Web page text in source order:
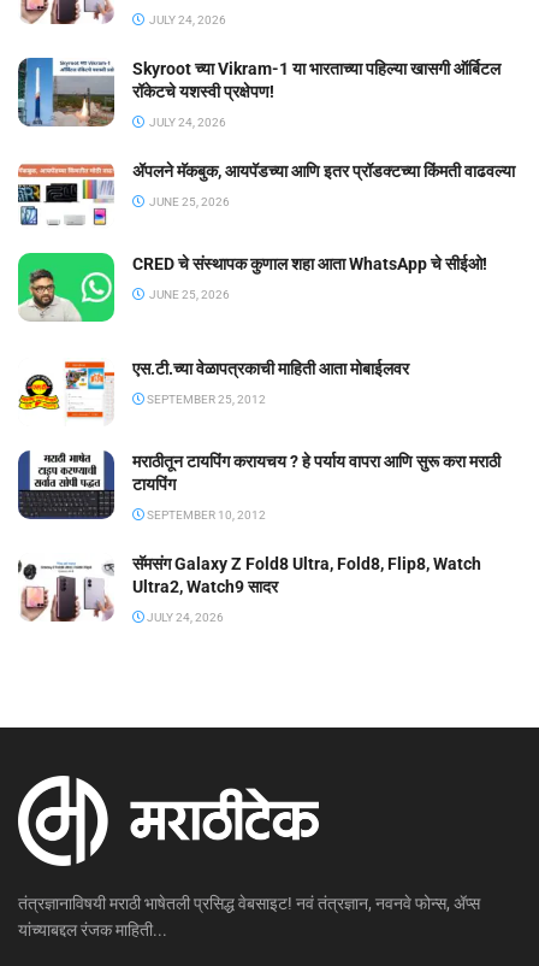
JULY 24, 2026
Skyroot च्या Vikram-1 या भारताच्या पहिल्या खासगी ऑर्बिटल
रॉकेटचे यशस्वी प्रक्षेपण!
JULY 24, 2026
ॲपलने मॅकबुक, आयपॅडच्या आणि इतर प्रॉडक्टच्या किंमती वाढवल्या
JUNE 25, 2026
CRED चे संस्थापक कुणाल शहा आता WhatsApp चे सीईओ!
JUNE 25, 2026
एस.टी.च्या वेळापत्रकाची माहिती आता मोबाईलवर
SEPTEMBER 25, 2012
मराठीतून टायपिंग करायचय ? हे पर्याय वापरा आणि सुरू करा मराठी
टायपिंग
SEPTEMBER 10, 2012
सॅमसंग Galaxy Z Fold8 Ultra, Fold8, Flip8, Watch
Ultra2, Watch9 सादर
JULY 24, 2026
तंत्रज्ञानाविषयी मराठी भाषेतली प्रसिद्ध वेबसाइट! नवं तंत्रज्ञान, नवनवे फोन्स, ॲप्स
यांच्याबद्दल रंजक माहिती...